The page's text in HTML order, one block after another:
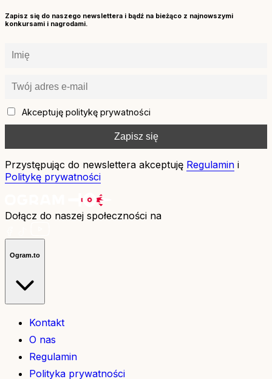
Zapisz się do naszego newslettera i bądź na bieżąco z najnowszymi
konkursami i nagrodami.
Akceptuję politykę prywatności
Przystępując do newslettera akceptuję Regulamin i
Politykę prywatności
Dołącz do naszej społeczności na
Ogram.to
Kontakt
O nas
Regulamin
Polityka prywatności